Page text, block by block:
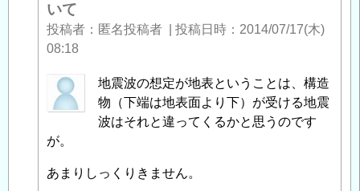
いて
投稿者 匿名投稿者 投稿日時
2014/07/17(木)
08:18
匿
名
稿
に
地震波の想定が地表ということは、構造
物（下端は地表面より下）が受ける地震
波はそれと違ってくるかと思うのです
が。
あまりしっくりきません。